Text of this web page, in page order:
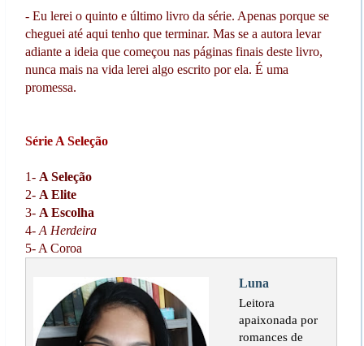
- Eu lerei o quinto e último livro da série. Apenas porque se
cheguei até aqui tenho que terminar. Mas se a autora levar
adiante a ideia que começou nas páginas finais deste livro,
nunca mais na vida lerei algo escrito por ela. É uma
promessa.
Série A Seleção
1- A Seleção
2- A Elite
3- A Escolha
4- A Herdeira
5- A Coroa
Luna
Leitora
apaixonada por
romances de